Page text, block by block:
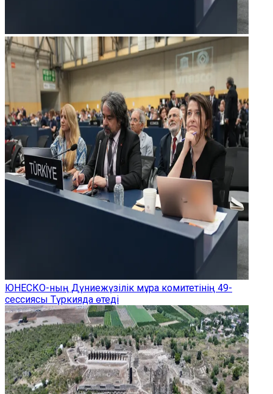
ЮНЕСКО-ның Дүниежүзілік мұра комитетінің 49-
сессиясы Түркияда өтеді